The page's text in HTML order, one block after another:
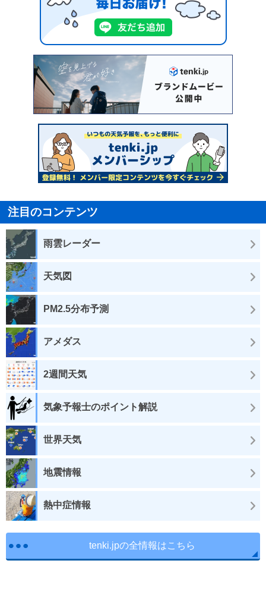
注目のコンテンツ
雨雲レーダー
天気図
PM2.5分布予測
アメダス
2週間天気
気象予報士のポイント解説
世界天気
地震情報
熱中症情報
tenki.jpの全情報はこちら